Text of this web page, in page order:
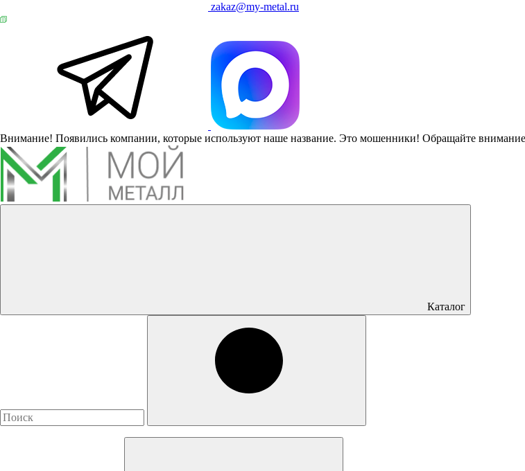
zakaz@my-metal.ru
Внимание! Появились компании, которые используют наше название. Это мошенники! Обращайте
Каталог